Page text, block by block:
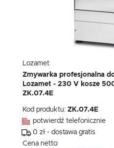
Lozamet
Zmywarka profesjonalna
Lozamet - 230 V kosze
ZK.07.4E
Kod produktu: ZK.07.4E
potwierdź telefonicznie
0 zł - dostawa gratis
Cena netto: